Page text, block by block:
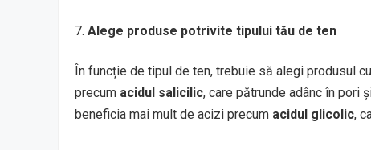
Alege produse potrivite tipului tău de ten
În funcție de tipul de ten, trebuie să alegi produsul
precum acidul salicilic, care pătrunde adânc în pori
beneficia mai mult de acizi precum acidul glicolic,